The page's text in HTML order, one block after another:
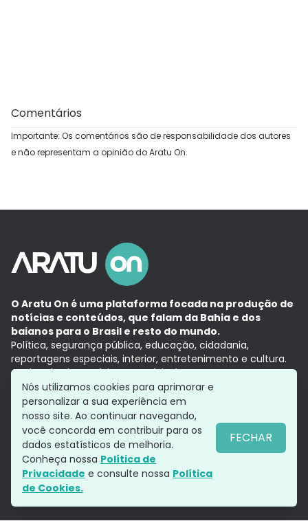
Comentários
Importante: Os comentários são de responsabilidade dos autores
e não representam a opinião do Aratu On.
O Aratu On é uma plataforma focada na produção de
notícias e conteúdos, que falam da Bahia e dos
baianos para o Brasil e resto do mundo.
Política, segurança pública, educação, cidadania,
reportagens especiais, interior, entretenimento e cultura.
Aqui, tudo vira notícia e a notícia é no tempo presente,
com a credibilidade do Grupo Aratu.
Grupo Aratu
Política de privacidade
Siga-nos
Nós utilizamos cookies para aprimorar e
personalizar a sua experiência em
nosso site. Ao continuar navegando,
você concorda em contribuir para os
dados estatísticos de melhoria.
Conheça nossa Política de
Privacidade e consulte nossa Política
de Cookies.
FECHAR